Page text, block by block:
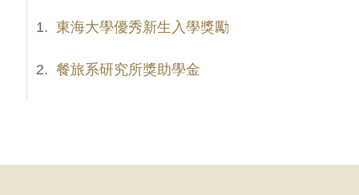
1.東海大學優秀新生入學獎勵
2.餐旅系研究所獎助學金